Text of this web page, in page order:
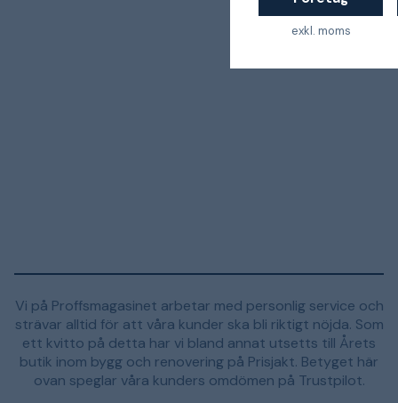
exkl. moms
Vi på Proffsmagasinet arbetar med personlig service och
strävar alltid för att våra kunder ska bli riktigt nöjda. Som
ett kvitto på detta har vi bland annat utsetts till Årets
butik inom bygg och renovering på Prisjakt. Betyget här
ovan speglar våra kunders omdömen på Trustpilot.